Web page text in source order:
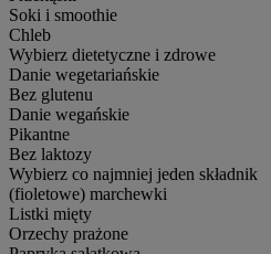
Soki i smoothie
Chleb
Wybierz dietetyczne i zdrowe
Danie wegetariańskie
Bez glutenu
Danie wegańskie
Pikantne
Bez laktozy
Wybierz co najmniej jeden składnik
(fioletowe) marchewki
Listki mięty
Orzechy prażone